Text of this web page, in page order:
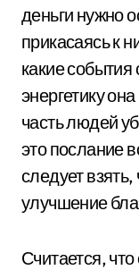
деньги нужно
прикасаясь к
какие
энергетику
часть людей
это послание
следует
улучшение
Считается,